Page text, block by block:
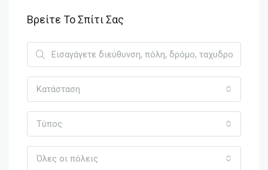
Βρείτε Το Σπίτι Σας
Κατάσταση
Τύπος
Όλες οι πόλεις